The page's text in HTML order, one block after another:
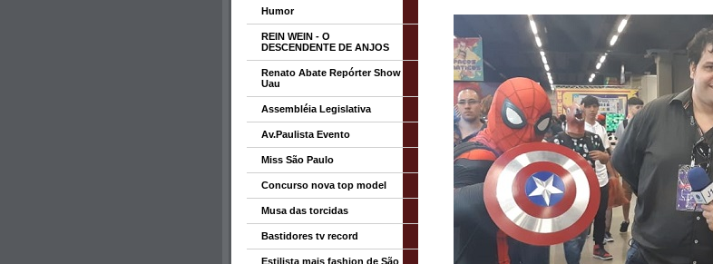
Humor
REIN WEIN - O
DESCENDENTE DE ANJOS
Renato Abate Repórter Show
Uau
Assembléia Legislativa
Av.Paulista Evento
Miss São Paulo
Concurso nova top model
Musa das torcidas
Bastidores tv record
Estilista mais fashion de São